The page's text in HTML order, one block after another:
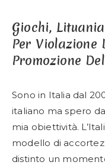
Giochi,
Per Violazione
Promozione
Sono in Italia dal
italiano ma spero
mia obiettività.
modello di
distinto un